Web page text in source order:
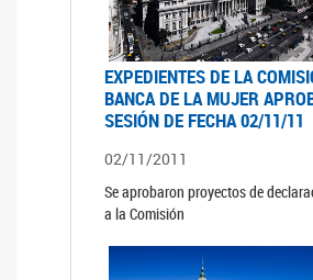
EXPEDIENTES DE LA
BANCA DE LA MUJER
SESIÓN DE FECHA 02/11/11
02/11/2011
Se aprobaron proyectos de
a la Comisión